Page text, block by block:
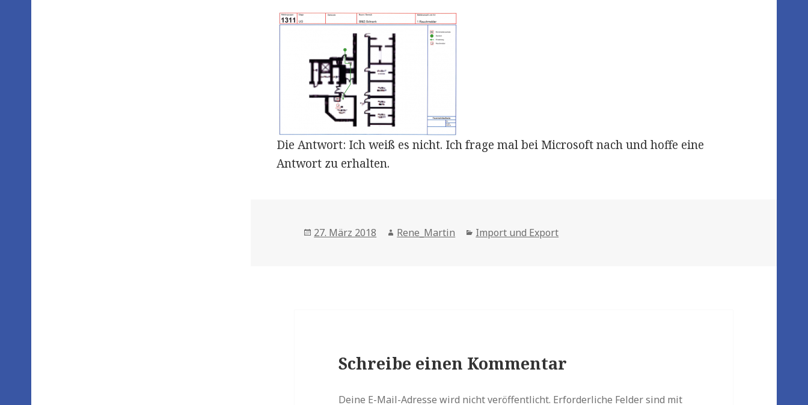
Die Antwort: Ich weiß es nicht. Ich frage mal bei Microsoft nach und hoffe eine
Antwort zu erhalten.
Posted
27. März 2018 Author
Rene_Martin Categories
Import und Export
Schreibe einen Kommentar
Deine E-Mail-Adresse wird nicht veröffentlicht. Erforderliche Felder sind mit